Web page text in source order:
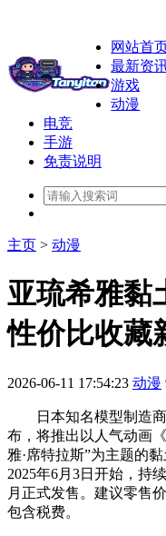
网站首
最新资
游戏
动漫
电竞
手游
免责说明
主页 > 动漫
亚琉希雅黏
性价比收藏
2026-06-11 17:54:23 动漫
日本知名模型制造商
布，将推出以人气动画
雅·席特拉斯”为主题的
2025年6月3日开始，持
月正式发售。建议零售
包含税费。